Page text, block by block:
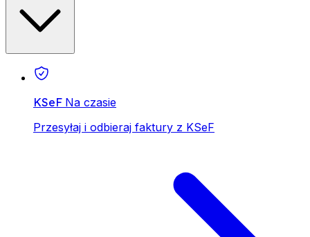
KSeF Na czasie
Przesyłaj i odbieraj faktury z KSeF